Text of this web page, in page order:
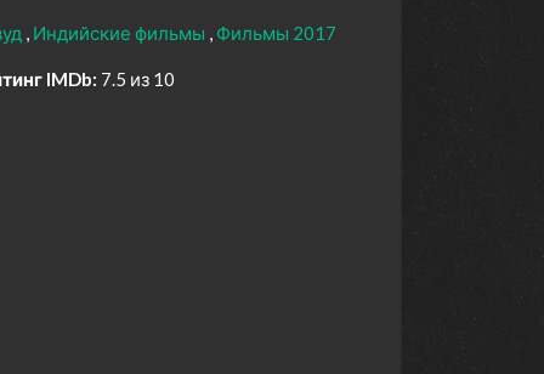
Индийские фильмы Фильмы 2017
IMDb: 7.5 из 10